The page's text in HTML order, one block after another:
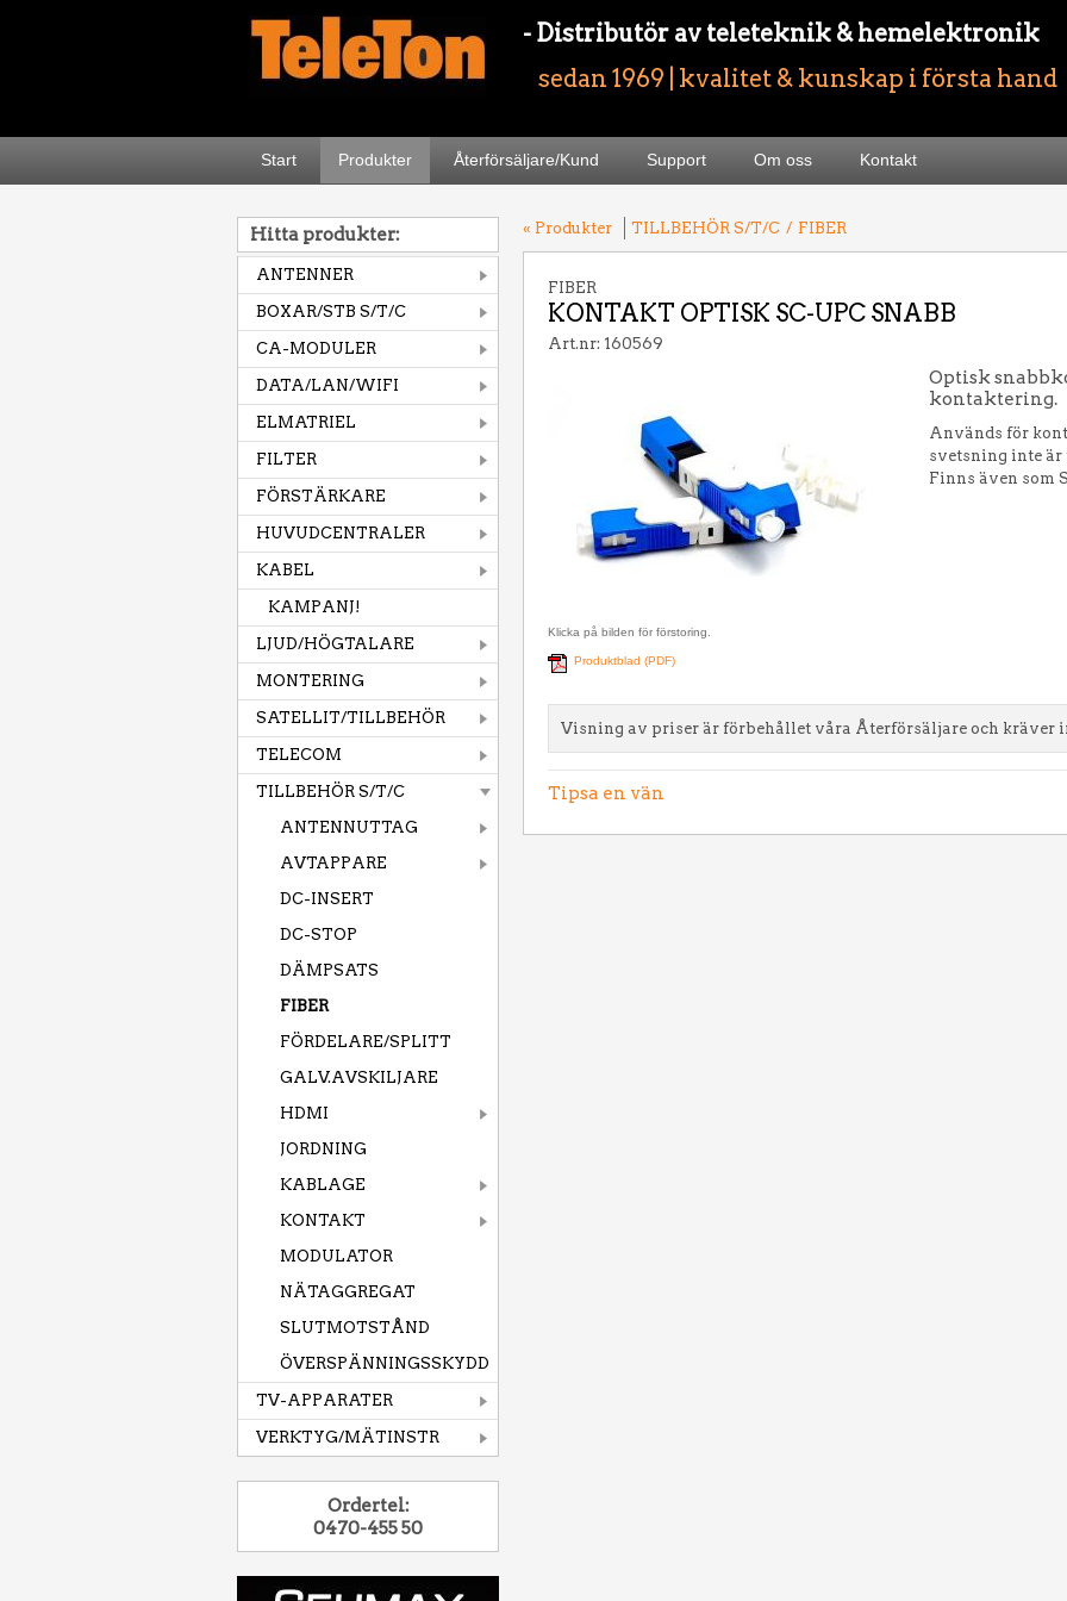
- Distributör av teleteknik & hemelektronik
sedan 1969 | kvalitet & kunskap i första hand
Start Produkter Återförsäljare/Kund Support Om oss Kontakt
Hitta produkter:
ANTENNER
BOXAR/STB S/T/C
CA-MODULER
DATA/LAN/WIFI
ELMATRIEL
FILTER
FÖRSTÄRKARE
HUVUDCENTRALER
KABEL
KAMPANJ!
LJUD/HÖGTALARE
MONTERING
SATELLIT/TILLBEHÖR
TELECOM
TILLBEHÖR S/T/C
ANTENNUTTAG
AVTAPPARE
DC-INSERT
DC-STOP
DÄMPSATS
FIBER
FÖRDELARE/SPLITT
GALV.AVSKILJARE
HDMI
JORDNING
KABLAGE
KONTAKT
MODULATOR
NÄTAGGREGAT
SLUTMOTSTÅND
ÖVERSPÄNNINGSSKYDD
TV-APPARATER
VERKTYG/MÄTINSTR
Ordertel:
0470-455 50
« Produkter TILLBEHÖR S/T/C / FIBER
FIBER
KONTAKT OPTISK SC-UPC SNABB
Art.nr: 160569
Klicka på bilden för förstoring.
Produktblad (PDF)
Optisk
kontaktering.
Används för
svetsning inte
Finns även som
Visning av priser är förbehållet våra Återförsäljare och kräver
Tipsa en vän